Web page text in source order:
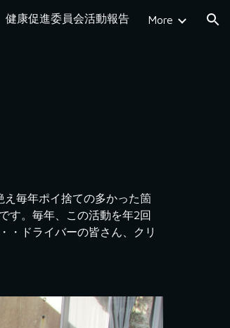
健康促進委員会活動報告 More
毎年ポイ捨ての多かった箇
す。毎年、この活動を年2回
・ドライバーの皆さん、クリ